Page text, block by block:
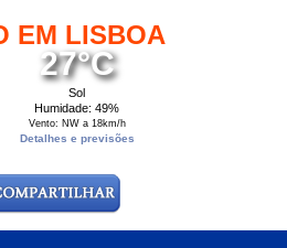
EM LISBOA
27°C
Sol
Humidade: 49%
Vento: NW a 18km/h
Detalhes e previsões